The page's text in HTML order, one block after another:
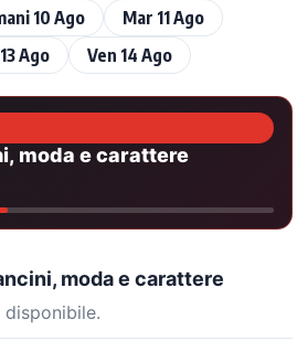
10 Ago
Mar 11 Ago
Ago Ven 14 Ago
moda e carattere
moda e carattere
disponibile.